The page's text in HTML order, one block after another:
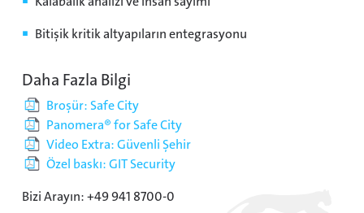
Bitişik kritik altyapıların entegrasyonu
Daha Fazla Bilgi
Broşür: Safe City
Panomera® for Safe City
Video Extra: Güvenli Şehir
Özel baskı: GIT Security
Bizi Arayın: +49 941 8700-0